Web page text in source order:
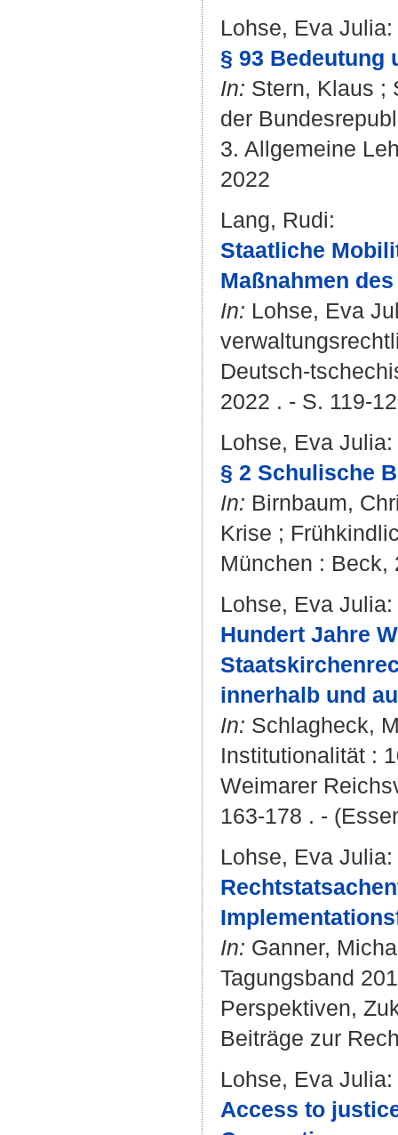
Lohse, Eva Julia:
§ 93 Bedeutung
In: Stern, Klaus ;
der
3. Allgemeine
2022
Lang, Rudi:
Staatliche
Maßnahmen
In: Lohse, Eva
Deutsch-
2022 . - S. 119-
Lohse, Eva Julia:
§ 2 Schulische
In: Birnbaum,
Krise ;
München : Beck,
Lohse, Eva Julia:
Hundert Jahre
innerhalb und
In: Schlagheck,
Institutionalität :
Weimarer
163-178 . -
Lohse, Eva Julia:
In: Ganner,
Tagungsband
Perspektiven,
Beiträge zur
Lohse, Eva Julia:
Access to